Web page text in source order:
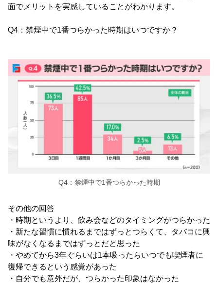
面でメリットを実感していることがわかります。
Q4：禁煙中で1番つらかった時期はいつですか？
Q4：禁煙中で1番つらかった時期
その他の回答
・時期というより、飲み会などのタイミングがつらかった
・新たな習慣に慣れるまではずっとつらくて、タバコに興
味がなくなるまではずっとだと思った
・やめてから3年ぐらいは1本吸ったらいつでも喫煙者に
復帰できるという感覚があった
・自分でも意外だが、つらかった印象はなかった